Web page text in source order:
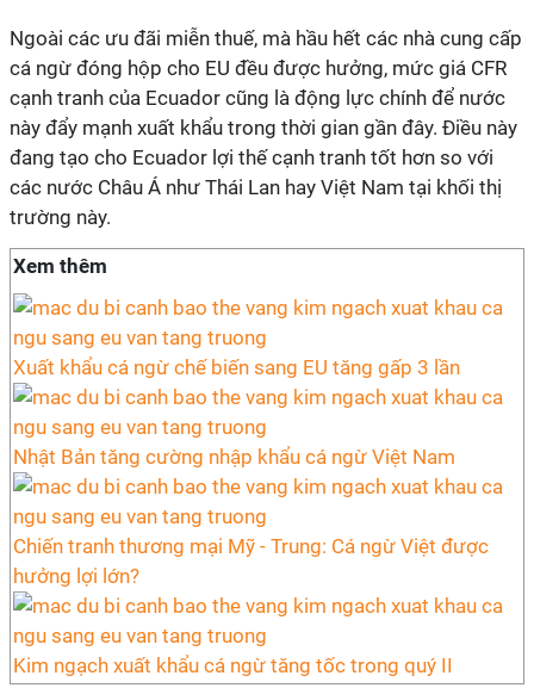
Ngoài các ưu đãi miễn thuế, mà hầu hết các nhà cung cấp
cá ngừ đóng hộp cho EU đều được hưởng, mức giá CFR
cạnh tranh của Ecuador cũng là động lực chính để nước
này đẩy mạnh xuất khẩu trong thời gian gần đây. Điều này
đang tạo cho Ecuador lợi thế cạnh tranh tốt hơn so với
các nước Châu Á như Thái Lan hay Việt Nam tại khối thị
trường này.
Xem thêm
Xuất khẩu cá ngừ chế biến sang EU tăng gấp 3 lần
Nhật Bản tăng cường nhập khẩu cá ngừ Việt Nam
Chiến tranh thương mại Mỹ - Trung: Cá ngừ Việt được
hưởng lợi lớn?
Kim ngạch xuất khẩu cá ngừ tăng tốc trong quý II